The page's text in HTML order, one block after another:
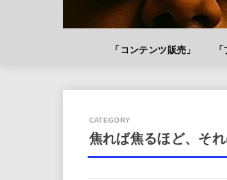
「コンテンツ販売」
焦れば焦るほど、それ